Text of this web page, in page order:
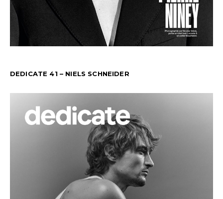
DEDICATE 41 – NIELS SCHNEIDER